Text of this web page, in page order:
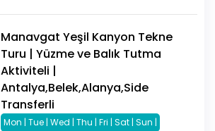
Manavgat Yeşil Kanyon Tekne
Turu | Yüzme ve Balık Tutma
Aktiviteli |
Antalya,Belek,Alanya,Side
Transferli
Mon | Tue | Wed | Thu | Fri | Sat | Sun |